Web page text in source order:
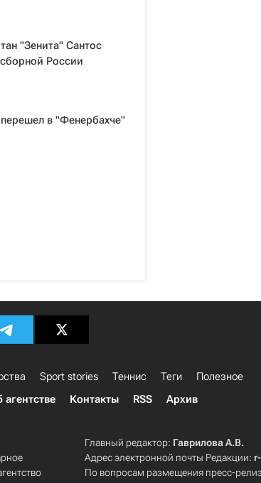
"Зенита" Сантос
России
в "Фенербахче"
Sport stories Теннис Теги
Полезное
агентстве Контакты RSS Архив
Главный редактор: Гаврилова А.В.
Адрес электронной почты Редакции:
По вопросам размещения пресс-